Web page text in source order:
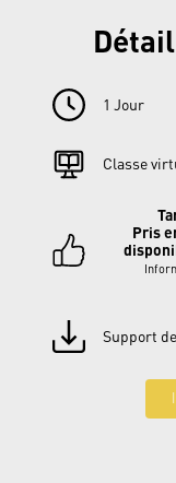
1 Jour
Classe
Pris
Support